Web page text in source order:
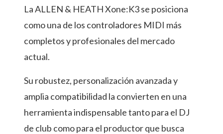
La ALLEN & HEATH Xone:K3 se posiciona
como una de los controladores MIDI más
completos y profesionales del mercado
actual.
Su robustez, personalización avanzada y
amplia compatibilidad la convierten en una
herramienta indispensable tanto para el DJ
de club como para el productor que busca